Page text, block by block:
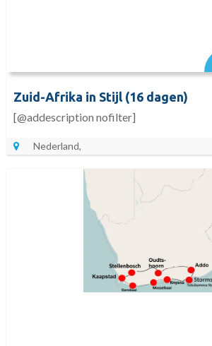
Boek vandaag nog uw reis bij
Zuid-Afrika in Stijl (16 dagen)
[@addescription nofilter]
Nederland,